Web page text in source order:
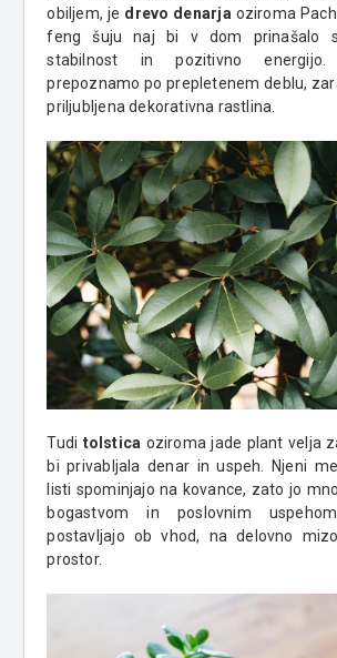
obiljem, je drevo denarja oziroma
feng šuju naj bi v dom prinašalo
stabilnost in pozitivno
prepoznamo po prepletenem deblu,
priljubljena dekorativna rastlina.
Tudi tolstica oziroma jade plant velja
bi privabljala denar in uspeh. Njeni
listi spominjajo na kovance, zato jo
bogastvom in poslovnim
postavljajo ob vhod, na delovno
prostor.